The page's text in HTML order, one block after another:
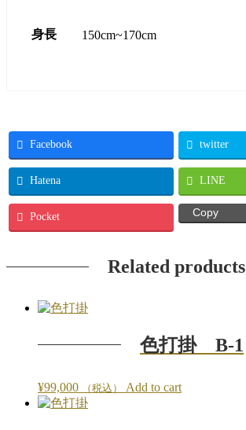
身長 150cm~170cm
Facebook twitter
Hatena LINE
Pocket Copy
Related products
色打掛 B-1
¥99,000 （税込） Add to cart